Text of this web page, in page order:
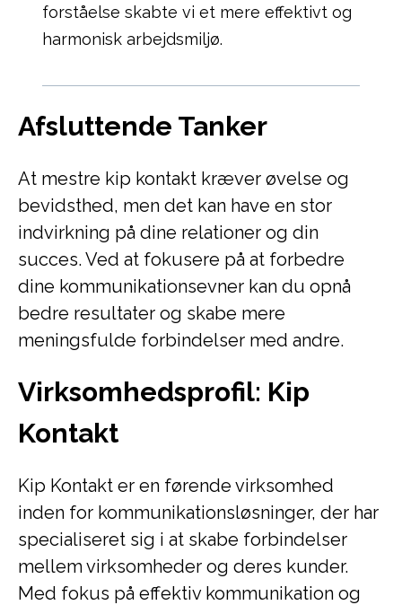
forståelse skabte vi et mere effektivt og
harmonisk arbejdsmiljø.
Afsluttende Tanker
At mestre kip kontakt kræver øvelse og
bevidsthed, men det kan have en stor
indvirkning på dine relationer og din
succes. Ved at fokusere på at forbedre
dine kommunikationsevner kan du opnå
bedre resultater og skabe mere
meningsfulde forbindelser med andre.
Virksomhedsprofil: Kip
Kontakt
Kip Kontakt er en førende virksomhed
inden for kommunikationsløsninger, der har
specialiseret sig i at skabe forbindelser
mellem virksomheder og deres kunder.
Med fokus på effektiv kommunikation og